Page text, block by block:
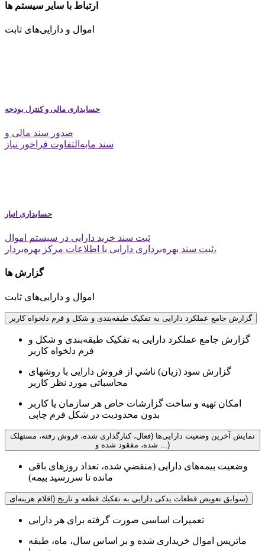
ارتباط با سایر سیستم ها
اموال و دارایی‌های ثابت
حسابداری مالی و کنترل بودجه
صدور سند مالی و
سند مابه‌التفاوت فراخور نیاز
حسابداری انبار
ثبت سند خرید دارایی در سیستم اموال
ثبت سند بهره‌برداری دارایی با اطلاعات مرکز بهره‌بردار،
گزارش ها
اموال و دارایی‌های ثابت
گزارش جامع عملکرد دارایی به تفکیک طبقه‌بندی و شکل و فرم دلخواه کاربر
گزارش جامع عملکرد دارایی به تفکیک طبقه‌بندی و شکل و
فرم دلخواه کاربر
گزارش سود (زيان) ناشي از فروش دارايی با روشهای
محاسباتی مورد نظر کاربر
امکان تهیه و ساخت گزارشات خاص هر سازمان یا کاربر
بدون محدودیت در شکل فرم چاپی
نمایش آخرین وضعیت دارایی‌ها (فعال، کنارگذاری شده، فروش رفته، مستهلک
شده، مفقود شده و ...)
وضعیت بيمه‌های دارایی (منقضي شده، تعداد روزهای باقی
مانده تا سررسید بیمه)
سوابق تعويض قطعات یدکی دارايي به تفكيك قطعه و تاریخ (اقلام هزینه‌ای)
تعمیرات اساسی صورت گرفته برای هر دارایی
ماتریس اموال خریداری شده و بر اساس سال، ماه، طبقه